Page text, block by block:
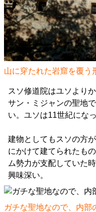
山に穿たれた岩窟を覆う
スソ修道院はユソより
サン・ミジャンの聖地
い。ユソは11世紀にな
建物としてもスソの方
にかけて建てられたも
ム勢力が支配していた
興味深い。
ガチな聖地なので、内部